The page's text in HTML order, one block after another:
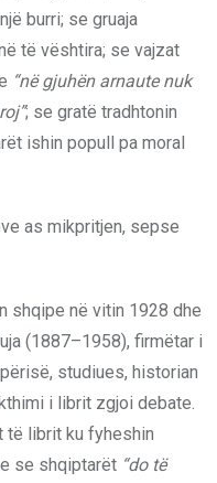
burri; se gruaja
të vështira; se vajzat
“në gjuhën arnaute nuk
; se gratë tradhtonin
ishin popull pa moral
as mikpritjen, sepse
shqipe në vitin 1928 dhe
(1887–1958), firmëtar i
studiues, historian
i librit zgjoi debate.
të librit ku fyheshin
se shqiptarët “do të